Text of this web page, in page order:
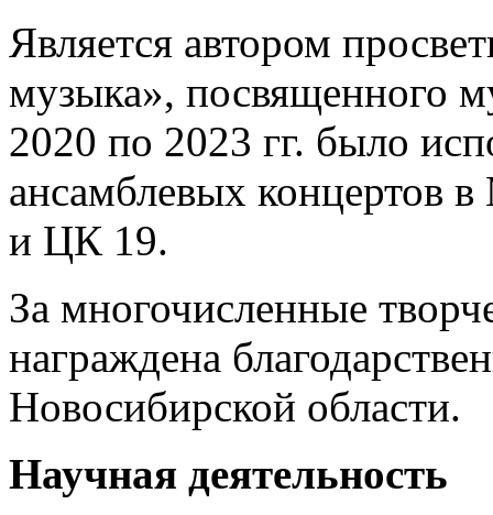
Является автором
музыка», посвященного
2020 по 2023 гг. было
ансамблевых концертов
и ЦК 19.
За многочисленные
награждена
Новосибирской области.
Научная деятельность